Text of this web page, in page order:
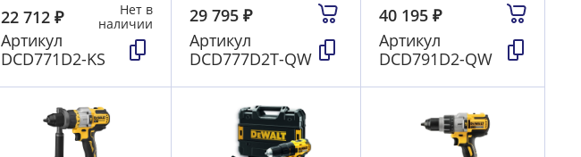
22 712 ₽
Нет в
наличии
Артикул
DCD771D2-KS
29 795₽
Артикул
DCD777D2T-QW
40 195 ₽
Артикул
DCD791D2-QW